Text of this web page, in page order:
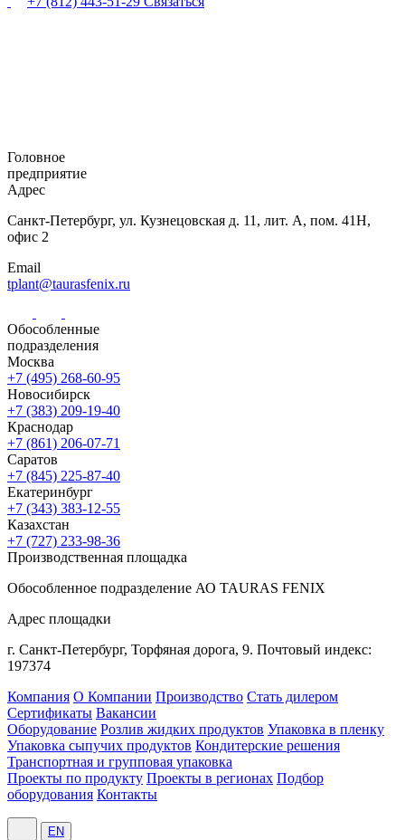
Головное
предприятие
Адрес
Санкт-Петербург, ул. Кузнецовская д. 11, лит. А, пом. 41Н,
офис 2
Email
tplant@taurasfenix.ru
Обособленные
подразделения
Москва
+7 (495) 268-60-95
Новосибирск
+7 (383) 209-19-40
Краснодар
+7 (861) 206-07-71
Саратов
+7 (845) 225-87-40
Екатеринбург
+7 (343) 383-12-55
Казахстан
+7 (727) 233-98-36
Производственная площадка
Обособленное подразделение АО TAURAS FENIX
Адрес площадки
г. Санкт-Петербург, Торфяная дорога, 9. Почтовый индекс:
197374
Компания О Компании Производство Стать дилером
Сертификаты Вакансии
Оборудование Розлив жидких продуктов Упаковка в пленку
Упаковка сыпучих продуктов Кондитерские решения
Транспортная и групповая упаковка
Проекты по продукту Проекты в регионах Подбор
оборудования Контакты
EN